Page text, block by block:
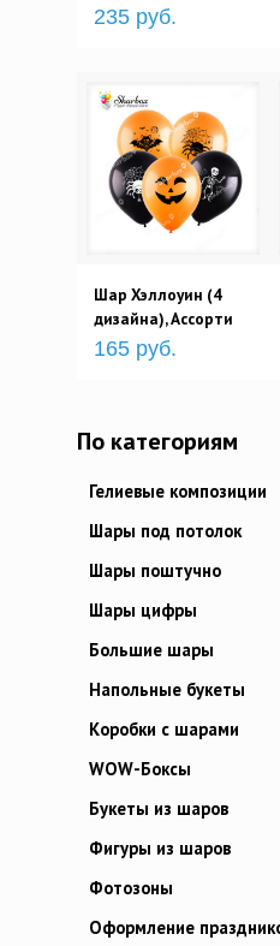
235 руб.
Шар Хэллоуин (4
дизайна), Ассорти
165 руб.
По категориям
Гелиевые композиции
Шары под потолок
Шары поштучно
Шары цифры
Большие шары
Напольные букеты
Коробки с шарами
WOW-Боксы
Букеты из шаров
Фигуры из шаров
Фотозоны
Оформление